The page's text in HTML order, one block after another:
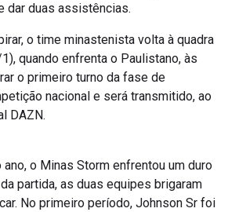
dar duas assistências.
o time minastenista volta à quadra
quando enfrenta o Paulistano, às
o primeiro turno da fase de
nacional e será transmitido, ao
DAZN.
o Minas Storm enfrentou um duro
partida, as duas equipes brigaram
No primeiro período, Johnson Sr foi